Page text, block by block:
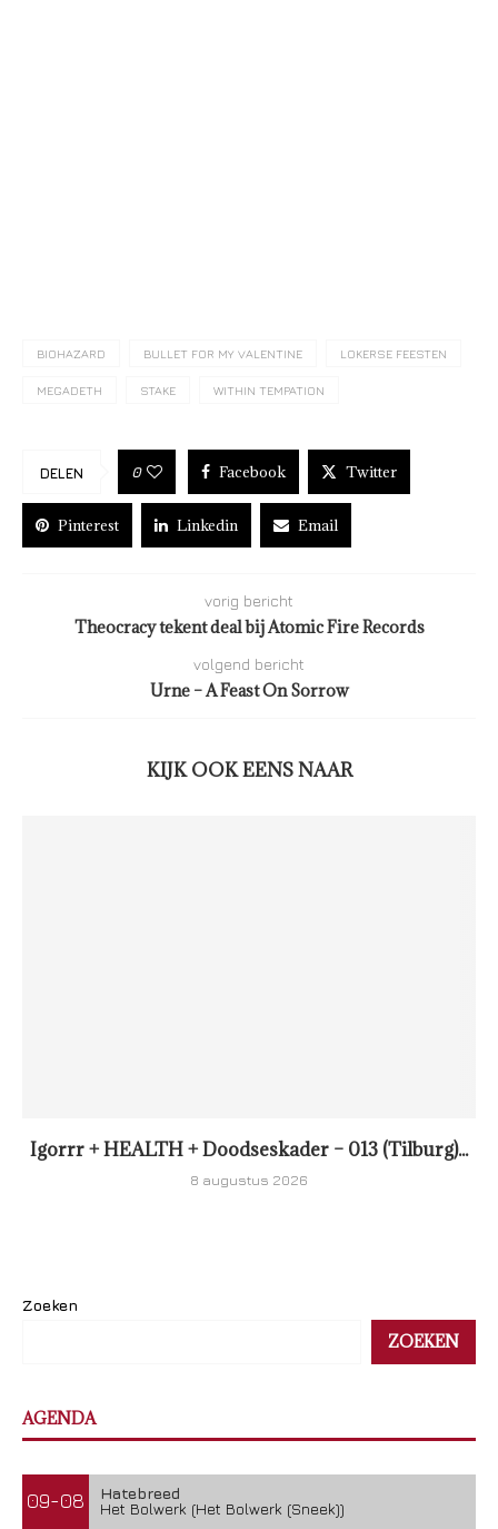
BIOHAZARD BULLET FOR MY VALENTINE LOKERSE FEESTEN
MEGADETH STAKE WITHIN TEMPATION
DELEN 0 Facebook Twitter
Pinterest Linkedin Email
vorig bericht
Theocracy tekent deal bij Atomic Fire Records
volgend bericht
Urne – A Feast On Sorrow
KIJK OOK EENS NAAR
Igorrr + HEALTH + Doodseskader – 013 (Tilburg)...
8 augustus 2026
Zoeken
ZOEKEN
AGENDA
09-08
Hatebreed
Het Bolwerk (Het Bolwerk (Sneek))